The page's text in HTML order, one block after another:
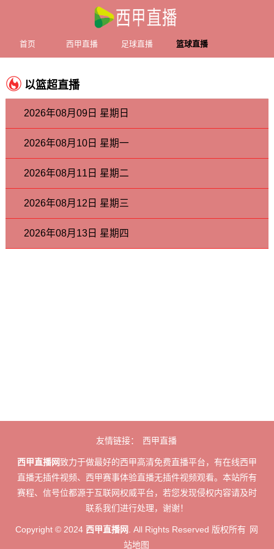
首页 西甲直播 足球直播 篮球直播
以篮超直播
2026年08月09日 星期日
2026年08月10日 星期一
2026年08月11日 星期二
2026年08月12日 星期三
2026年08月13日 星期四
友情链接： 西甲直播
西甲直播网致力于做最好的西甲高清免费直播平台，有在线西甲
直播无插件视频、西甲赛事体验直播无插件视频观看。本站所有
赛程、信号位都源于互联网权威平台，若您发现侵权内容请及时
联系我们进行处理，谢谢！
Copyright © 2024 西甲直播网 . All Rights Reserved 版权所有 网
站地图